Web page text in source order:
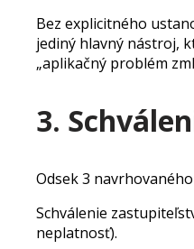
Bez explicitného
jediný hlavný nástroj,
„aplikačný problém
3.
Odsek 3
Schválenie
neplatnosť).